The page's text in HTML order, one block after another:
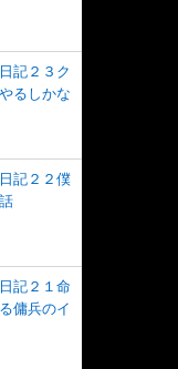
記２３ク
るしかな
記２２僕
記２１命
傭兵のイ